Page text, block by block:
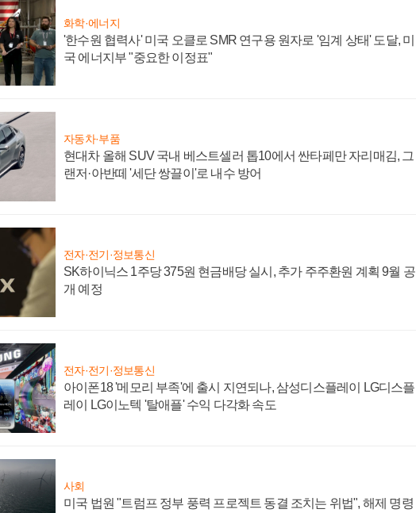
화학·에너지
'한수원 협력사' 미국 오클로 SMR 연구용 원자로 '임계 상태' 도달, 미
국 에너지부 "중요한 이정표"
자동차·부품
현대차 올해 SUV 국내 베스트셀러 톱10에서 싼타페만 자리매김, 그
랜저·아반떼 '세단 쌍끌이'로 내수 방어
전자·전기·정보통신
SK하이닉스 1주당 375원 현금배당 실시, 추가 주주환원 계획 9월 공
개 예정
전자·전기·정보통신
아이폰18 '메모리 부족'에 출시 지연되나, 삼성디스플레이 LG디스플
레이 LG이노텍 '탈애플' 수익 다각화 속도
사회
미국 법원 "트럼프 정부 풍력 프로젝트 동결 조치는 위법", 해제 명령